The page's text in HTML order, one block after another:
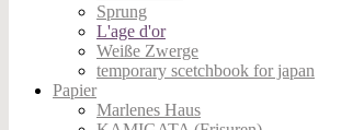
Sprung
L'age d'or
Weiße Zwerge
temporary scetchbook for japan
Papier
Marlenes Haus